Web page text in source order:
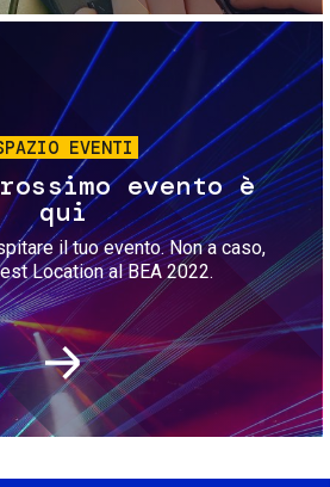
Immagine
EVENTI
evento è
qui
il tuo evento. Non a caso,
Location al BEA 2022.